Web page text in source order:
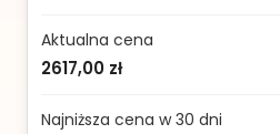
Aktualna cena
2617,00 zł
Najniższa cena w 30 dni